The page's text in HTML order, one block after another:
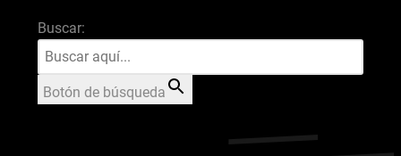
Buscar:
Botón de búsqueda